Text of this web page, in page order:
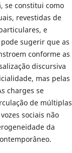
se constitui como
revestidas de
e
sugerir que as
conforme as
discursiva
mas pelas
charges se
de múltiplas
sociais não
da